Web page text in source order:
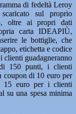
di fedeltà Leroy
sul proprio
oltre ai propri dati
carta IDEAPIÙ,
le bottiglie, che
etichetta e codice
clienti guadagneranno
150 punti, i clienti
coupon di 10 euro per
15 euro per i clienti
su una spesa minima